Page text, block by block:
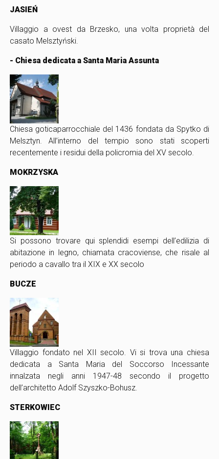
JASIEŃ
Villaggio a ovest da Brzesko, una volta proprietà del
casato Melsztyński.
- Chiesa dedicata a Santa Maria Assunta
Chiesa goticaparrocchiale del 1436 fondata da Spytko di
Melsztyn. All’interno del tempio sono stati scoperti
recentemente i residui della policromia del XV secolo.
MOKRZYSKA
Si possono trovare qui splendidi esempi dell’edilizia di
abitazione in legno, chiamata cracoviense, che risale al
periodo a cavallo tra il XIX e XX secolo
BUCZE
Villaggio fondato nel XII secolo. Vi si trova una chiesa
dedicata a Santa Maria del Soccorso Incessante
innalzata negli anni 1947-48 secondo il progetto
dell’architetto Adolf Szyszko-Bohusz.
STERKOWIEC